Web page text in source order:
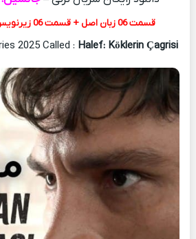
قسمت 06 زبان اصل + قسمت 06 زیرنویس فارسی اضافه شد.
2025 Called : Halef: Köklerin Çagrisi